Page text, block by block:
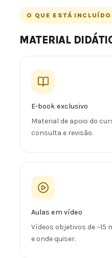
O QUE ESTÁ INCLUÍDO
MATERIAL
E-book exclusivo
Material de apoio do
consulta e revisão.
Aulas em vídeo
Vídeos objetivos de
e onde quiser.